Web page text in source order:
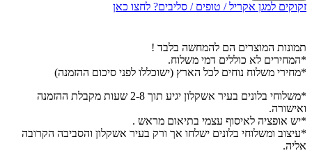
זקוקים למגן אקריל / טופים / סליבים? לחצו כאן
תמונות המוצרים הם להמחשה בלבד !
*המחירים לא כוללים דמי משלוח.
*מחירי משלוח נוחים לכל הארץ (ישוכללו לפני סיכום ההזמנה)
*משלוחי בלונים בעיר אשקלון יגיע תוך 2-8 שעות מקבלת ההזמנה
ואישורה.
*יש אופציה לאיסוף עצמי בתיאום מראש .
*עיצוב ומשלוחי בלונים ישלחו אך ורק בעיר אשקלון והסביבה הקרובה
אליה.